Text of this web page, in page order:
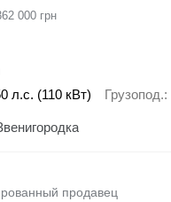
000 грн
л.с. (110 кВт) Грузопод.